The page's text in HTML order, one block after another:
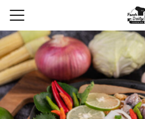
content
ก
Search
for: